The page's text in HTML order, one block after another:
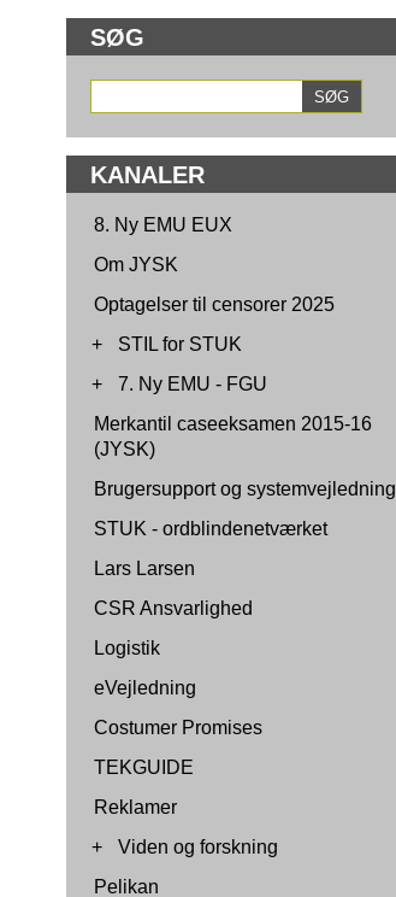
SØG
KANALER
8. Ny EMU EUX
Om JYSK
Optagelser til censorer 2025
+
STIL for STUK
+
7. Ny EMU - FGU
Merkantil caseeksamen 2015-16
(JYSK)
Brugersupport og systemvejledning
STUK - ordblindenetværket
Lars Larsen
CSR Ansvarlighed
Logistik
eVejledning
Costumer Promises
TEKGUIDE
Reklamer
+
Viden og forskning
Pelikan